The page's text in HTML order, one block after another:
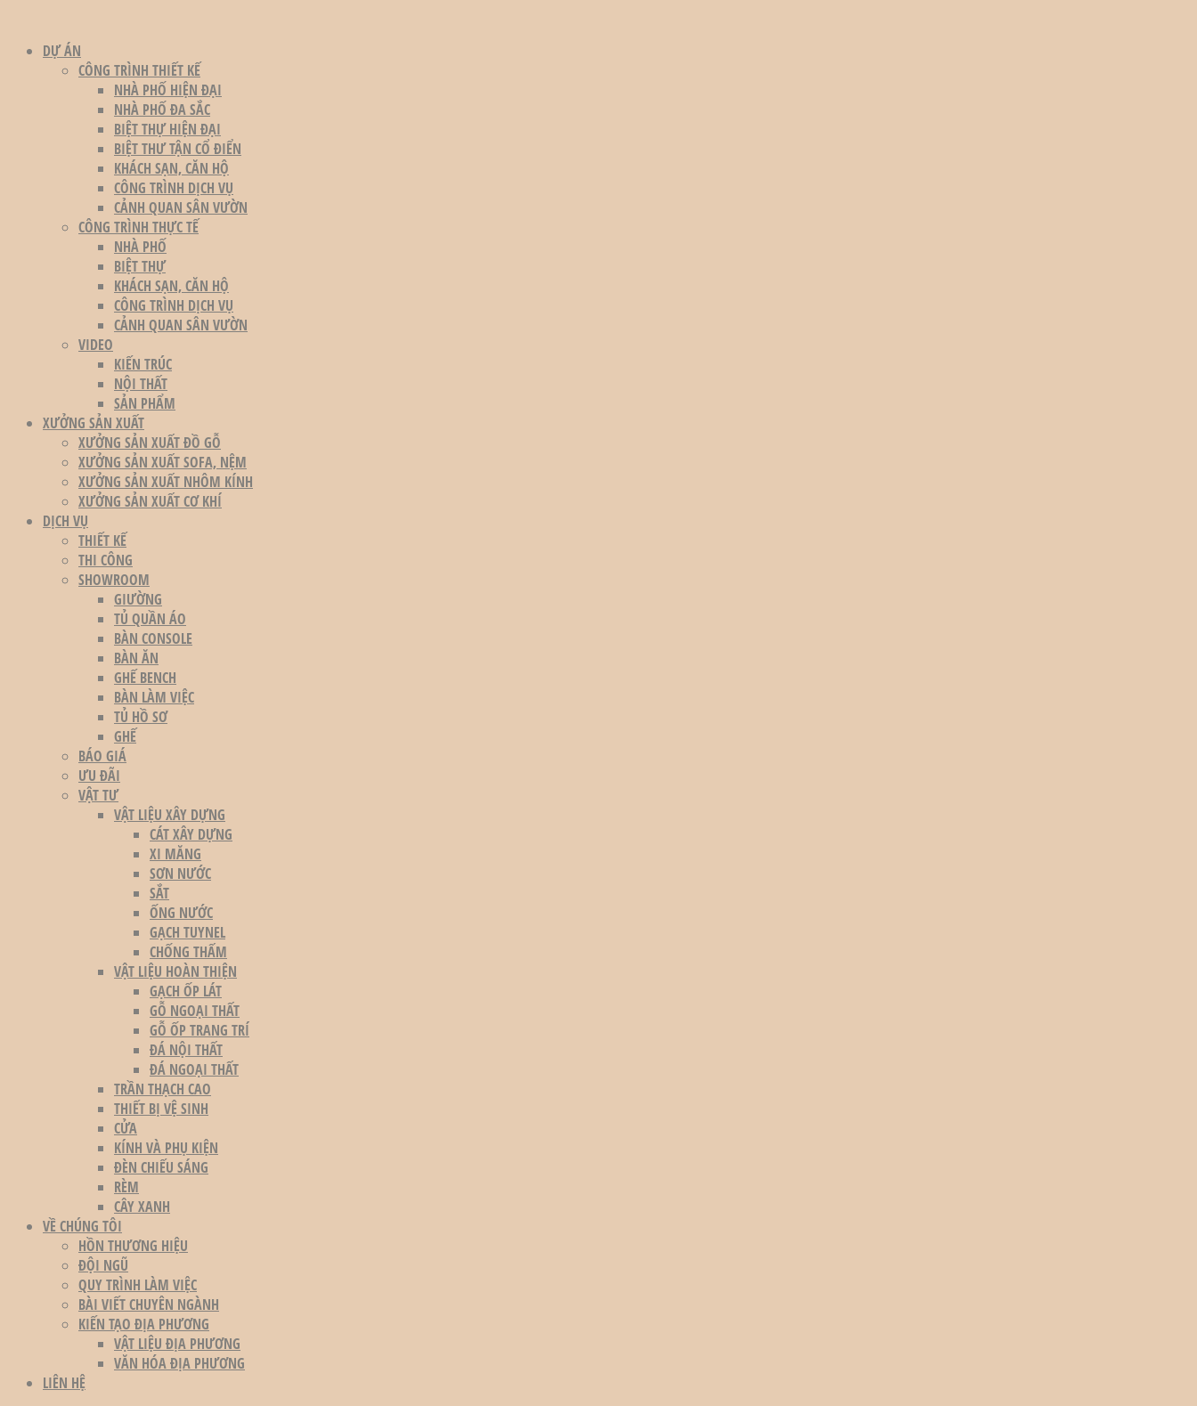
DỰ ÁN
CÔNG TRÌNH THIẾT KẾ
NHÀ PHỐ HIỆN ĐẠI
NHÀ PHỐ ĐA SẮC
BIỆT THỰ HIỆN ĐẠI
BIỆT THƯ TẬN CỔ ĐIỂN
KHÁCH SẠN, CĂN HỘ
CÔNG TRÌNH DỊCH VỤ
CẢNH QUAN SÂN VƯỜN
CÔNG TRÌNH THỰC TẾ
NHÀ PHỐ
BIỆT THỰ
KHÁCH SẠN, CĂN HỘ
CÔNG TRÌNH DỊCH VỤ
CẢNH QUAN SÂN VƯỜN
VIDEO
KIẾN TRÚC
NỘI THẤT
SẢN PHẨM
XƯỞNG SẢN XUẤT
XƯỞNG SẢN XUẤT ĐỒ GỖ
XƯỞNG SẢN XUẤT SOFA, NỆM
XƯỞNG SẢN XUẤT NHÔM KÍNH
XƯỞNG SẢN XUẤT CƠ KHÍ
DỊCH VỤ
THIẾT KẾ
THI CÔNG
SHOWROOM
GIƯỜNG
TỦ QUẦN ÁO
BÀN CONSOLE
BÀN ĂN
GHẾ BENCH
BÀN LÀM VIỆC
TỦ HỒ SƠ
GHẾ
BÁO GIÁ
ƯU ĐÃI
VẬT TƯ
VẬT LIỆU XÂY DỰNG
CÁT XÂY DỰNG
XI MĂNG
SƠN NƯỚC
SẮT
ỐNG NƯỚC
GẠCH TUYNEL
CHỐNG THẤM
VẬT LIỆU HOÀN THIỆN
GẠCH ỐP LÁT
GỖ NGOẠI THẤT
GỖ ỐP TRANG TRÍ
ĐÁ NỘI THẤT
ĐÁ NGOẠI THẤT
TRẦN THẠCH CAO
THIẾT BỊ VỆ SINH
CỬA
KÍNH VÀ PHỤ KIỆN
ĐÈN CHIẾU SÁNG
RÈM
CÂY XANH
VỀ CHÚNG TÔI
HỒN THƯƠNG HIỆU
ĐỘI NGŨ
QUY TRÌNH LÀM VIỆC
BÀI VIẾT CHUYÊN NGÀNH
KIẾN TẠO ĐỊA PHƯƠNG
VẬT LIỆU ĐỊA PHƯƠNG
VĂN HÓA ĐỊA PHƯƠNG
LIÊN HỆ